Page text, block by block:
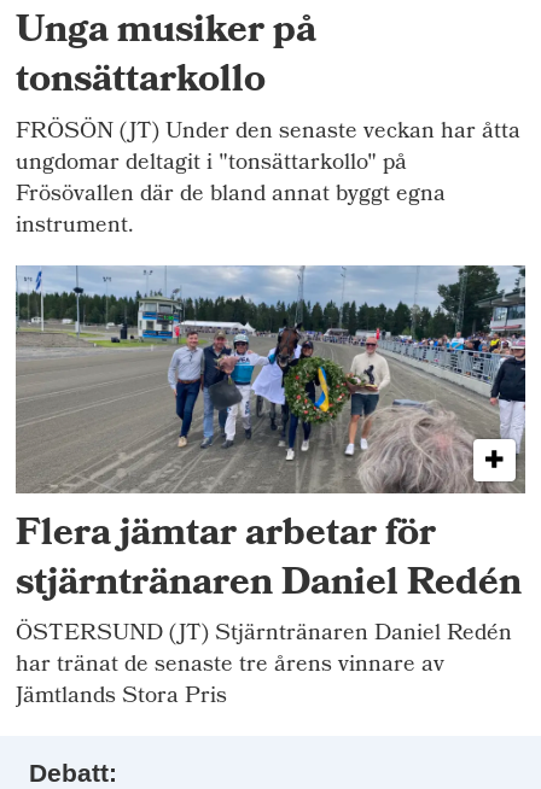
Unga musiker på
tonsättarkollo
FRÖSÖN (JT) Under den senaste veckan har åtta
ungdomar deltagit i "tonsättarkollo" på
Frösövallen där de bland annat byggt egna
instrument.
Flera jämtar arbetar för
stjärntränaren Daniel Redén
ÖSTERSUND (JT) Stjärntränaren Daniel Redén
har tränat de senaste tre årens vinnare av
Jämtlands Stora Pris
Debatt: